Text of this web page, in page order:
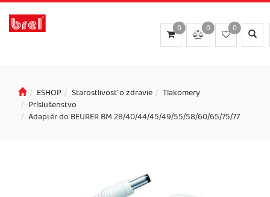
0
0
0
ESHOP Starostlivosť o zdravie
Tlakomery
Príslušenstvo
Adaptér do BEURER BM 28/40/44/45/49/55/58/60/65/75/77